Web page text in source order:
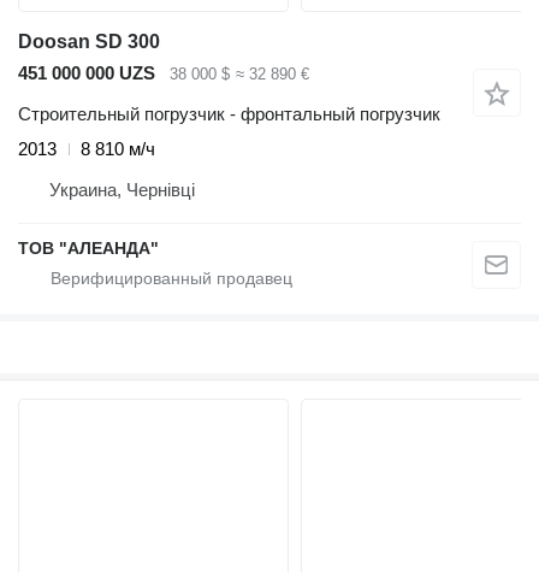
Doosan SD 300
451 000 000 UZS
38 000 $ ≈ 32 890 €
Строительный погрузчик - фронтальный погрузчик
2013
8 810 м/ч
Украина, Чернівці
ТОВ "АЛЕАНДА"